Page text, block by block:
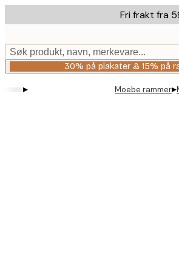
to
content.
Fri frakt fra
Søk produkt, navn, merkevare...
30% på plakater & 15% på
▸ Moebe rammer▸